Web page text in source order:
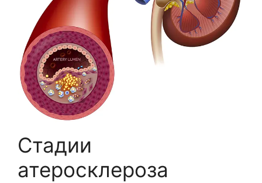
Стадии
атеросклероза